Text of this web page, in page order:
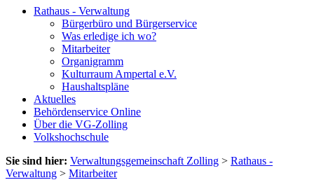
Rathaus - Verwaltung
Bürgerbüro und Bürgerservice
Was erledige ich wo?
Mitarbeiter
Organigramm
Kulturraum Ampertal e.V.
Haushaltspläne
Aktuelles
Behördenservice Online
Über die VG-Zolling
Volkshochschule
Sie sind hier: Verwaltungsgemeinschaft Zolling > Rathaus -
Verwaltung > Mitarbeiter